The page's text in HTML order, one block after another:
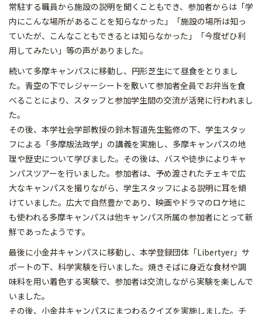
常駐する職員から施設の説明を聞くこともでき、参加者からは「学
内にこんな場所があることを知らなかった」「施設の場所は知っ
ていたが、こんなこともできるとは知らなかった」「今度ぜひ利
用してみたい」等の声がありました。
続いて多摩キャンパスに移動し、円形芝生にて昼食をとりまし
た。青空の下でレジャーシートを敷いて参加者全員でお弁当を食
べることにより、スタッフと参加学生間の交流が活発に行われまし
た。
その後、本学社会学部教授の鈴木智道先生監修の下、学生スタッ
フによる「多摩版法政学」の講義を実施し、多摩キャンパスの地
理や歴史について学びました。その後は、バスや徒歩によりキャ
ンパスツアーを行いました。参加者は、予め渡されたチェキで広
大なキャンパスを撮りながら、学生スタッフによる説明に耳を傾
けていました。広大で自然豊かであり、映画やドラマのロケ地に
も使われる多摩キャンパスは他キャンパス所属の参加者にとって新
鮮であったようです。
最後に小金井キャンパスに移動し、本学登録団体「Libertyer」サ
ポートの下、科学実験を行いました。焼きそばに身近な食材や調
味料を用い着色する実験で、参加者は交流しながら実験を楽しんで
いました。
その後、小金井キャンパスにまつわるクイズを実施しました。チ